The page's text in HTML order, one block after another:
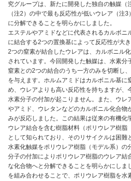
究グループは、新たに開発した独自の触媒（
（注2）の中で最も反応性が低いウレア（注
に分解できることを明らかにしました。
エステルやアミドなどに代表されるカルボニ
に結合する2つの置換基によって反応性が大
2つの窒素が結合したウレアは、カルボニル
されています。今回開発した触媒は、水素分
窒素との2つの結合のうち一方のみを切断し
を与えます。ホルムアミドはカルボニル基に
め、ウレアよりも高い反応性を持ちますが、
水素分子の付加が起こりません。また、ウレ
やアミド、ウレタンなどのカルボニル化合物
みが反応しました。この結果は従来の有機化
ウレア結合を含む樹脂材料（ポリウレア樹脂
として知られており、そのリサイクルは困難
水素化触媒をポリウレア樹脂（モデル系）の
分子の付加によりポリウレア樹脂のウレア結
な化合物へと分解できることを明らかにしま
を組み合わせることで、ポリウレア樹脂を水